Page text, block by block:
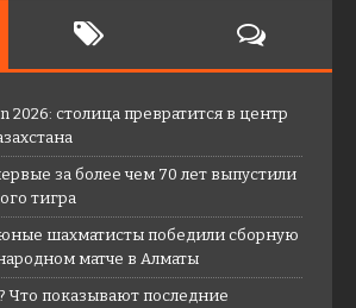
2026: столица превратится в центр
за более чем 70 лет выпустили
тигра
шахматисты победили сборную
матче в Алматы
Что показывают последние